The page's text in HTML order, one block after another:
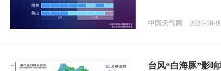
中国天气网 2026-08-
台风“白海豚”影